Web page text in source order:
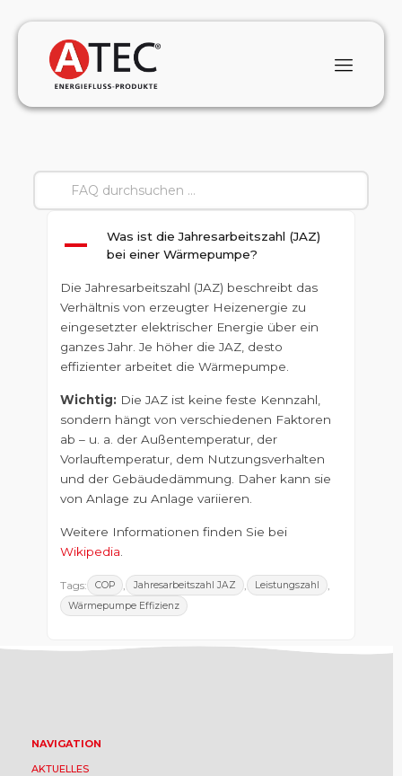
A
Was ist die Jahresarbeitszahl (JAZ)
bei einer Wärmepumpe?
Die Jahresarbeitszahl (JAZ) beschreibt das
Verhältnis von erzeugter Heizenergie zu
eingesetzter elektrischer Energie über ein
ganzes Jahr. Je höher die JAZ, desto
effizienter arbeitet die Wärmepumpe.
Wichtig: Die JAZ ist keine feste Kennzahl,
sondern hängt von verschiedenen Faktoren
ab – u. a. der Außentemperatur, der
Vorlauftemperatur, dem Nutzungsverhalten
und der Gebäudedämmung. Daher kann sie
von Anlage zu Anlage variieren.
Weitere Informationen finden Sie bei
Wikipedia
Tags: COP , Jahresarbeitszahl JAZ , Leistungszahl ,
Wärmepumpe Effizienz
NAVIGATION
AKTUELLES